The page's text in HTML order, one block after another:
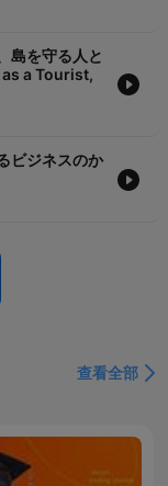
島を守る人と
a Tourist,
ビジネスのか
查看全部